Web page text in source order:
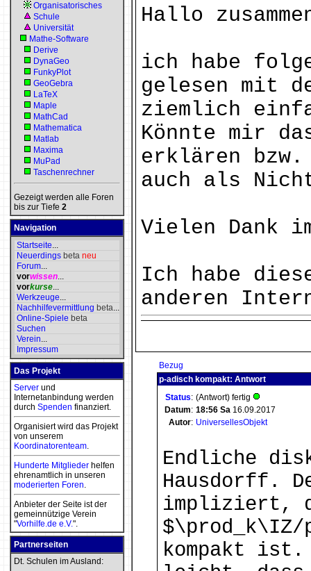
Organisatorisches
Schule
Universität
Mathe-Software
Derive
DynaGeo
FunkyPlot
GeoGebra
LaTeX
Maple
MathCad
Mathematica
Matlab
Maxima
MuPad
Taschenrechner
Gezeigt werden alle Foren
bis zur Tiefe 2
Navigation
Startseite...
Neuerdings beta neu
Forum...
vorwissen...
vorkurse...
Werkzeuge...
Nachhilfevermittlung beta...
Online-Spiele beta
Suchen
Verein...
Impressum
Das Projekt
Server und
Internetanbindung werden
durch Spenden finanziert.
Organisiert wird das Projekt
von unserem
Koordinatorenteam.
Hunderte Mitglieder helfen
ehrenamtlich in unseren
moderierten Foren.
Anbieter der Seite ist der
gemeinnützige Verein
"Vorhilfe.de e.V.".
Partnerseiten
Dt. Schulen im Ausland:
Hallo
ich habe
gelesen mit
ziemlich
Könnte mir
erklären bzw.
auch als
Vielen Dank
Ich habe
anderen
Bezug
p-adisch kompakt: Antwort
Status: (Antwort) fertig
Datum: 18:56 Sa 16.09.2017
Autor: UniversellesObjekt
Endliche
Hausdorff.
impliziert,
$\prod_k\IZ/
kompakt ist.